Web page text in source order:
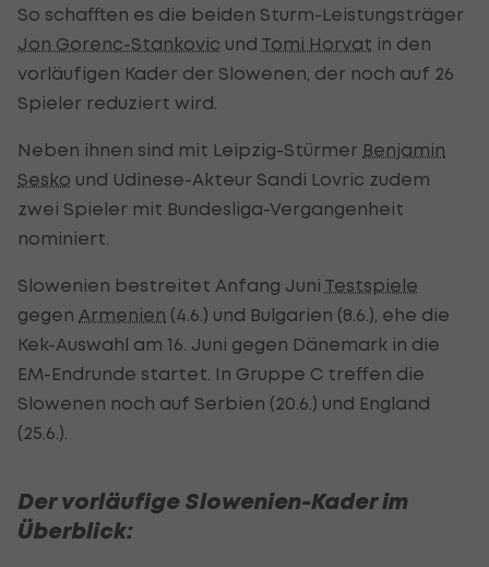
So schafften es die beiden Sturm-Leistungsträger
Jon Gorenc-Stankovic und Tomi Horvat in den
vorläufigen Kader der Slowenen, der noch auf 26
Spieler reduziert wird.
Neben ihnen sind mit Leipzig-Stürmer Benjamin
Sesko und Udinese-Akteur Sandi Lovric zudem
zwei Spieler mit Bundesliga-Vergangenheit
nominiert.
Slowenien bestreitet Anfang Juni Testspiele
gegen Armenien (4.6.) und Bulgarien (8.6.), ehe die
Kek-Auswahl am 16. Juni gegen Dänemark in die
EM-Endrunde startet. In Gruppe C treffen die
Slowenen noch auf Serbien (20.6.) und England
(25.6.).
Der vorläufige Slowenien-Kader im
Überblick: